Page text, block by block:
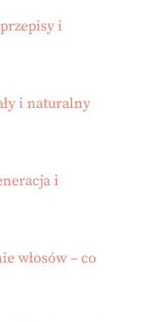
i
i naturalny
i
włosów – co